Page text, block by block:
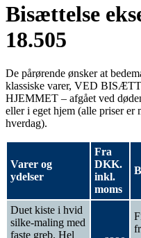
Bisættelse
18.505
De pårørende ønsker at
klassiske varer, VED
HJEMMET – afgået ved
eller i eget hjem (alle priser er
hverdag).
Varer og
ydelser
Fra
DKK.
inkl.
moms
Duet kiste i hvid
silke-maling med
faste greb. Hel